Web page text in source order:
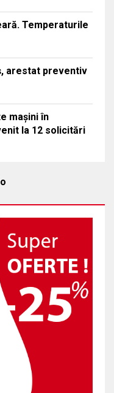
Temperaturile
arestat preventiv
mașini în
la 12 solicitări